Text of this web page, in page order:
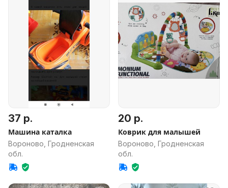
37 р.
Машина каталка
Вороново, Гродненская
обл.
20 р.
Коврик для малышей
Вороново, Гродненская
обл.